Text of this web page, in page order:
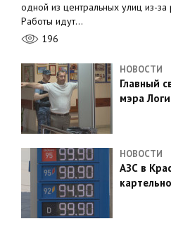
одной из центральных улиц из-
Работы идут…
196
НОВОСТИ
Главный
мэра
НОВОСТИ
АЗС в